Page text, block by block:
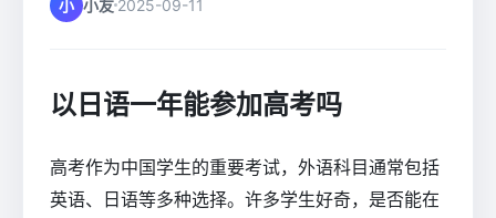
小 小友 2025-09-11
以日语一年能参加高考吗
高考作为中国学生的重要考试，外语科目通常包括
英语、日语等多种选择。许多学生好奇，是否能在